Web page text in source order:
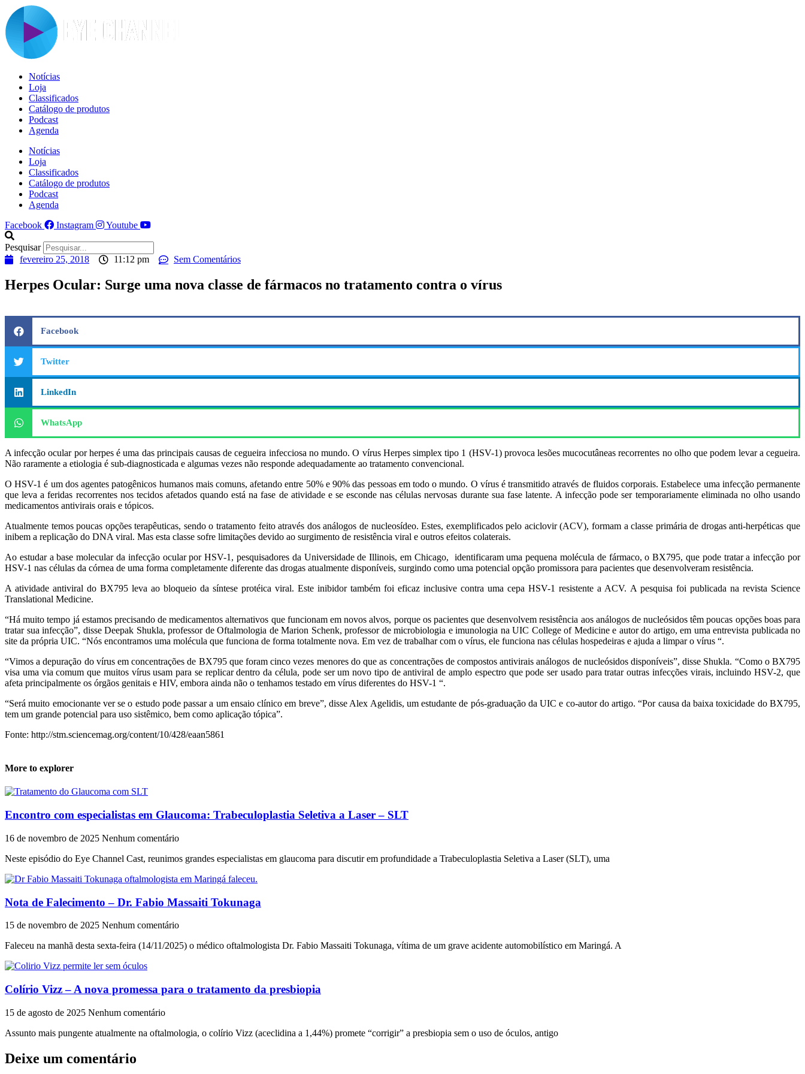
para
o
conteúdo
Notícias
Loja
Classificados
Catálogo de produtos
Podcast
Agenda
Notícias
Loja
Classificados
Catálogo de produtos
Podcast
Agenda
Facebook
Instagram Youtube
Pesquisar
fevereiro 25, 2018
11:12 pm Sem Comentários
Herpes Ocular: Surge uma nova classe de fármacos no tratamento contra o vírus
Facebook
Twitter
LinkedIn
WhatsApp
A infecção ocular por herpes é uma das principais causas de cegueira infecciosa no mundo. O vírus Herpes simplex tipo 1 (HSV-1) provoca lesões mucocutâneas recorrentes no olho que podem levar a cegueira.
Não raramente a etiologia é sub-diagnosticada e algumas vezes não responde adequadamente ao tratamento convencional.
O HSV-1 é um dos agentes patogênicos humanos mais comuns, afetando entre 50% e 90% das pessoas em todo o mundo. O vírus é transmitido através de fluidos corporais. Estabelece uma infecção permanente
que leva a feridas recorrentes nos tecidos afetados quando está na fase de atividade e se esconde nas células nervosas durante sua fase latente. A infecção pode ser temporariamente eliminada no olho usando
medicamentos antivirais orais e tópicos.
Atualmente temos poucas opções terapêuticas, sendo o tratamento feito através dos análogos de nucleosídeo. Estes, exemplificados pelo aciclovir (ACV), formam a classe primária de drogas anti-herpéticas que
inibem a replicação do DNA viral. Mas esta classe sofre limitações devido ao surgimento de resistência viral e outros efeitos colaterais.
Ao estudar a base molecular da infecção ocular por HSV-1, pesquisadores da Universidade de Illinois, em Chicago, identificaram uma pequena molécula de fármaco, o BX795, que pode tratar a infecção por
HSV-1 nas células da córnea de uma forma completamente diferente das drogas atualmente disponíveis, surgindo como uma potencial opção promissora para pacientes que desenvolveram resistência.
A atividade antiviral do BX795 leva ao bloqueio da síntese protéica viral. Este inibidor também foi eficaz inclusive contra uma cepa HSV-1 resistente a ACV. A pesquisa foi publicada na revista Science
Translational Medicine.
“Há muito tempo já estamos precisando de medicamentos alternativos que funcionam em novos alvos, porque os pacientes que desenvolvem resistência aos análogos de nucleósidos têm poucas opções boas para
tratar sua infecção”, disse Deepak Shukla, professor de Oftalmologia de Marion Schenk, professor de microbiologia e imunologia na UIC College of Medicine e autor do artigo, em uma entrevista publicada no
site da própria UIC. “Nós encontramos uma molécula que funciona de forma totalmente nova. Em vez de trabalhar com o vírus, ele funciona nas células hospedeiras e ajuda a limpar o vírus “.
“Vimos a depuração do vírus em concentrações de BX795 que foram cinco vezes menores do que as concentrações de compostos antivirais análogos de nucleósidos disponíveis”, disse Shukla. “Como o BX795
visa uma via comum que muitos vírus usam para se replicar dentro da célula, pode ser um novo tipo de antiviral de amplo espectro que pode ser usado para tratar outras infecções virais, incluindo HSV-2, que
afeta principalmente os órgãos genitais e HIV, embora ainda não o tenhamos testado em vírus diferentes do HSV-1 “.
“Será muito emocionante ver se o estudo pode passar a um ensaio clínico em breve”, disse Alex Agelidis, um estudante de pós-graduação da UIC e co-autor do artigo. “Por causa da baixa toxicidade do BX795,
tem um grande potencial para uso sistêmico, bem como aplicação tópica”.
Fonte: http://stm.sciencemag.org/content/10/428/eaan5861
More to explorer
Encontro com especialistas em Glaucoma: Trabeculoplastia Seletiva a Laser – SLT
16 de novembro de 2025 Nenhum comentário
Neste episódio do Eye Channel Cast, reunimos grandes especialistas em glaucoma para discutir em profundidade a Trabeculoplastia Seletiva a Laser (SLT), uma
Nota de Falecimento – Dr. Fabio Massaiti Tokunaga
15 de novembro de 2025 Nenhum comentário
Faleceu na manhã desta sexta-feira (14/11/2025) o médico oftalmologista Dr. Fabio Massaiti Tokunaga, vítima de um grave acidente automobilístico em Maringá. A
Colírio Vizz – A nova promessa para o tratamento da presbiopia
15 de agosto de 2025 Nenhum comentário
Assunto mais pungente atualmente na oftalmologia, o colírio Vizz (aceclidina a 1,44%) promete “corrigir” a presbiopia sem o uso de óculos, antigo
Deixe um comentário